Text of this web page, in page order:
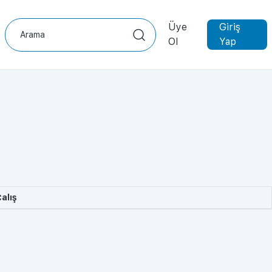
Üye
Ol
Giriş
Yap